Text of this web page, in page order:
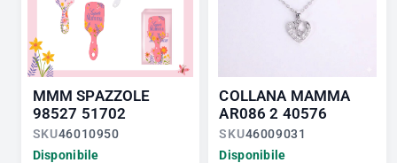
MMM SPAZZOLE
98527 51702
SKU46010950
Disponibile
COLLANA MAMMA
AR086 2 40576
SKU46009031
Disponibile